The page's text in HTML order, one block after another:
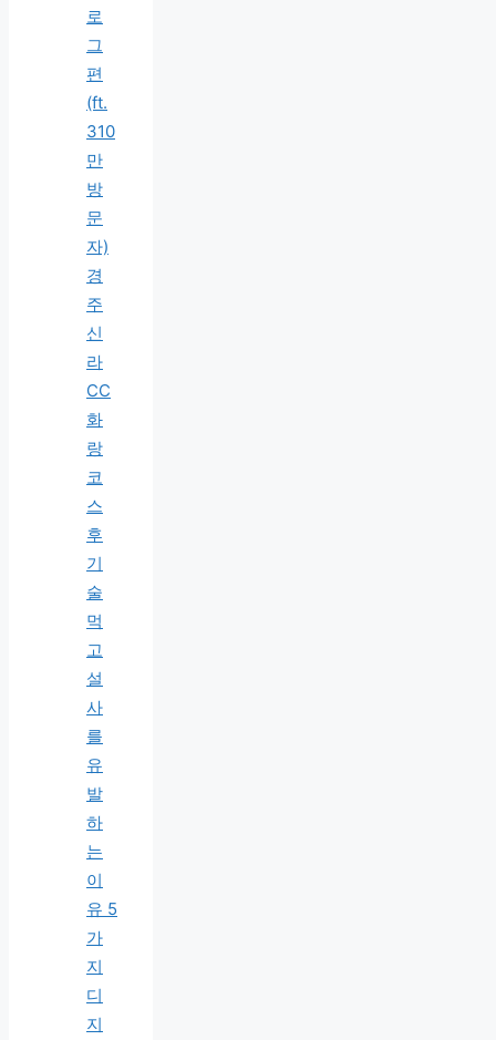
로
그
편
(ft.
310
만
방
문
자)
경
주
신
라
CC
화
랑
코
스
후
기
술
먹
고
설
사
를
유
발
하
는
이
유 5
가
지
디
지